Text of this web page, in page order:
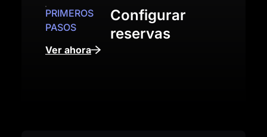
PRIMEROS
PASOS
Configurar
reservas
Ver ahora